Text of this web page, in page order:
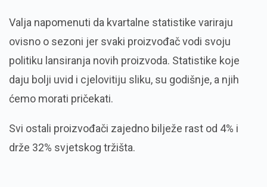
Valja napomenuti da kvartalne statistike variraju
ovisno o sezoni jer svaki proizvođač vodi svoju
politiku lansiranja novih proizvoda. Statistike koje
daju bolji uvid i cjelovitiju sliku, su godišnje, a njih
ćemo morati pričekati.
Svi ostali proizvođači zajedno bilježe rast od 4% i
drže 32% svjetskog tržišta.